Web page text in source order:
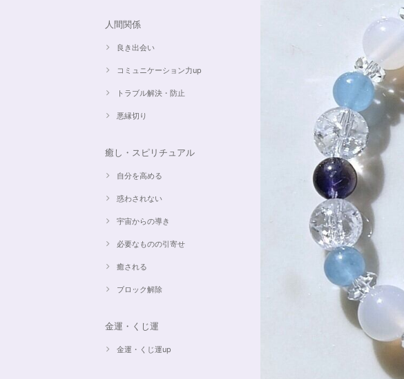
人間関係
良き出会い
コミュニケーション力up
トラブル解決・防止
悪縁切り
癒し・スピリチュアル
自分を高める
惑わされない
宇宙からの導き
必要なものの引寄せ
癒される
ブロック解除
金運・くじ運
金運・くじ運up